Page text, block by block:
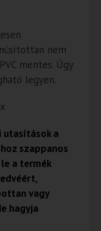
nem
mentes. Úgy
legyen.
utasítások a
szappanos
a termék
vagy
hagyja